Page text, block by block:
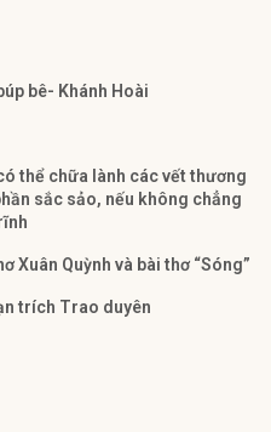
bê- Khánh Hoài
thể chữa lành các vết thương
sắc sảo, nếu không chẳng
Xuân Quỳnh và bài thơ “Sóng”
trích Trao duyên